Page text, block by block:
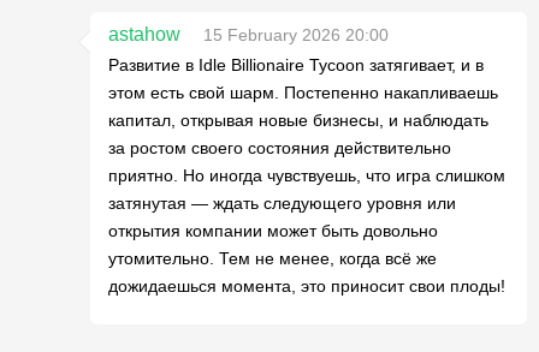
astahow
15 February 2026 20:00
Развитие в Idle Billionaire Tycoon затягивает, и в
этом есть свой шарм. Постепенно накапливаешь
капитал, открывая новые бизнесы, и наблюдать
за ростом своего состояния действительно
приятно. Но иногда чувствуешь, что игра слишком
затянутая — ждать следующего уровня или
открытия компании может быть довольно
утомительно. Тем не менее, когда всё же
дожидаешься момента, это приносит свои плоды!